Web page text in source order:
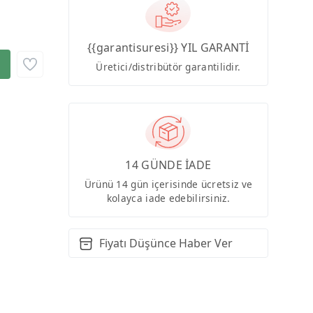
{{garantisuresi}} YIL GARANTİ
Üretici/distribütör garantilidir.
14 GÜNDE İADE
Ürünü 14 gün içerisinde ücretsiz ve
kolayca iade edebilirsiniz.
Fiyatı Düşünce Haber Ver